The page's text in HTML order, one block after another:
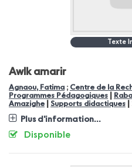
Texte
Awlk amarir
Agnaou, Fatima; Centre de la
Programmes Pédagogiques
Amazighe
Supports didactiques
Plus d'information...
Disponible